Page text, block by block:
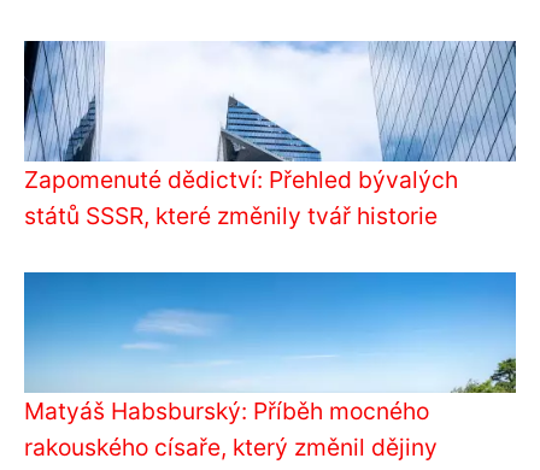
Zapomenuté dědictví: Přehled bývalých
států SSSR, které změnily tvář historie
Matyáš Habsburský: Příběh mocného
rakouského císaře, který změnil dějiny